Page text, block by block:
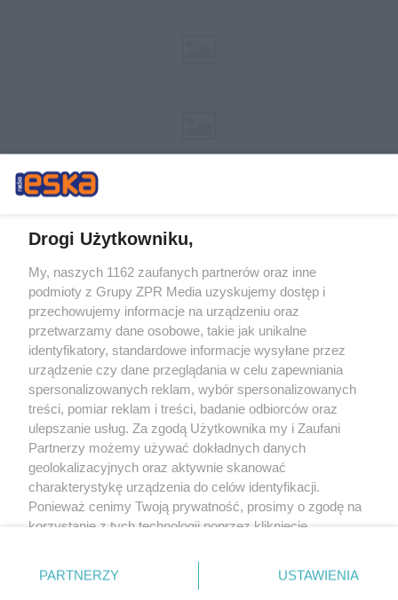
Żaden utwór zamieszczony w serwisie nie może być powielany i
rozpowszechniany lub dalej rozpowszechniany w jakikolwiek sposób (w
tym także elektroniczny lub mechaniczny) na jakimkolwiek polu
eksploatacji w jakiejkolwiek formie, włącznie z umieszczaniem w Internecie
bez pisemnej zgody właściciela praw. Jakiekolwiek użycie lub
wykorzystanie utworów w całości lub w części z naruszeniem prawa, tzn.
bez właściwej zgody, jest zabronione pod groźbą kary i może być ścigane
prawnie.
O nas
Drogi Użytkowniku,
My, naszych 1162 zaufanych partnerów oraz inne
podmioty z Grupy ZPR Media uzyskujemy dostęp i
przechowujemy informacje na urządzeniu oraz
przetwarzamy dane osobowe, takie jak unikalne
identyfikatory, standardowe informacje wysyłane przez
urządzenie czy dane przeglądania w celu zapewniania
spersonalizowanych reklam, wybór spersonalizowanych
treści, pomiar reklam i treści, badanie odbiorców oraz
ulepszanie usług. Za zgodą Użytkownika my i Zaufani
Partnerzy możemy używać dokładnych danych
geolokalizacyjnych oraz aktywnie skanować
charakterystykę urządzenia do celów identyfikacji.
Ponieważ cenimy Twoją prywatność, prosimy o zgodę na
korzystanie z tych technologii poprzez kliknięcie
zmienić/wycofać klikając przycisk ustawień prywatności
znajdujący się w lewym dolnym rogu strony
PARTNERZY USTAWIENIA